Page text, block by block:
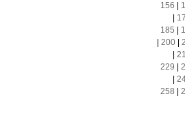
156
185
200|
229
258